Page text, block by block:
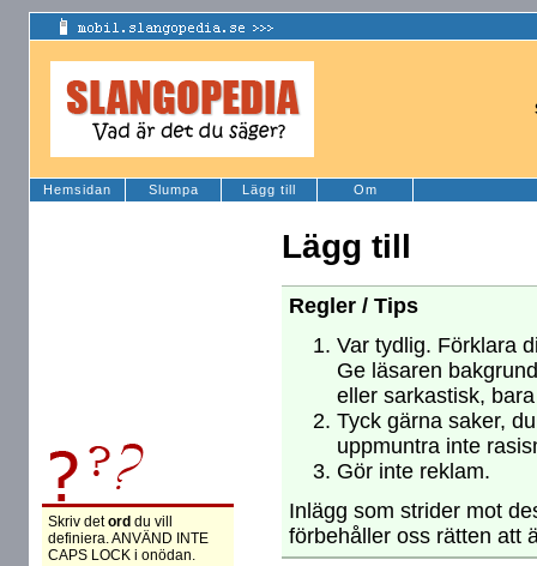
Hemsidan Slumpa Lägg till Om
Skriv detord du vill
definiera. ANVÄND INTE
CAPS LOCK i onödan.
Lägg till
Regler / Tips
Var tydlig. Förklara
Ge läsaren
eller sarkastisk,
Tyck gärna saker,
uppmuntra inte
Gör inte reklam.
Inlägg som strider mot
förbehåller oss rätten att